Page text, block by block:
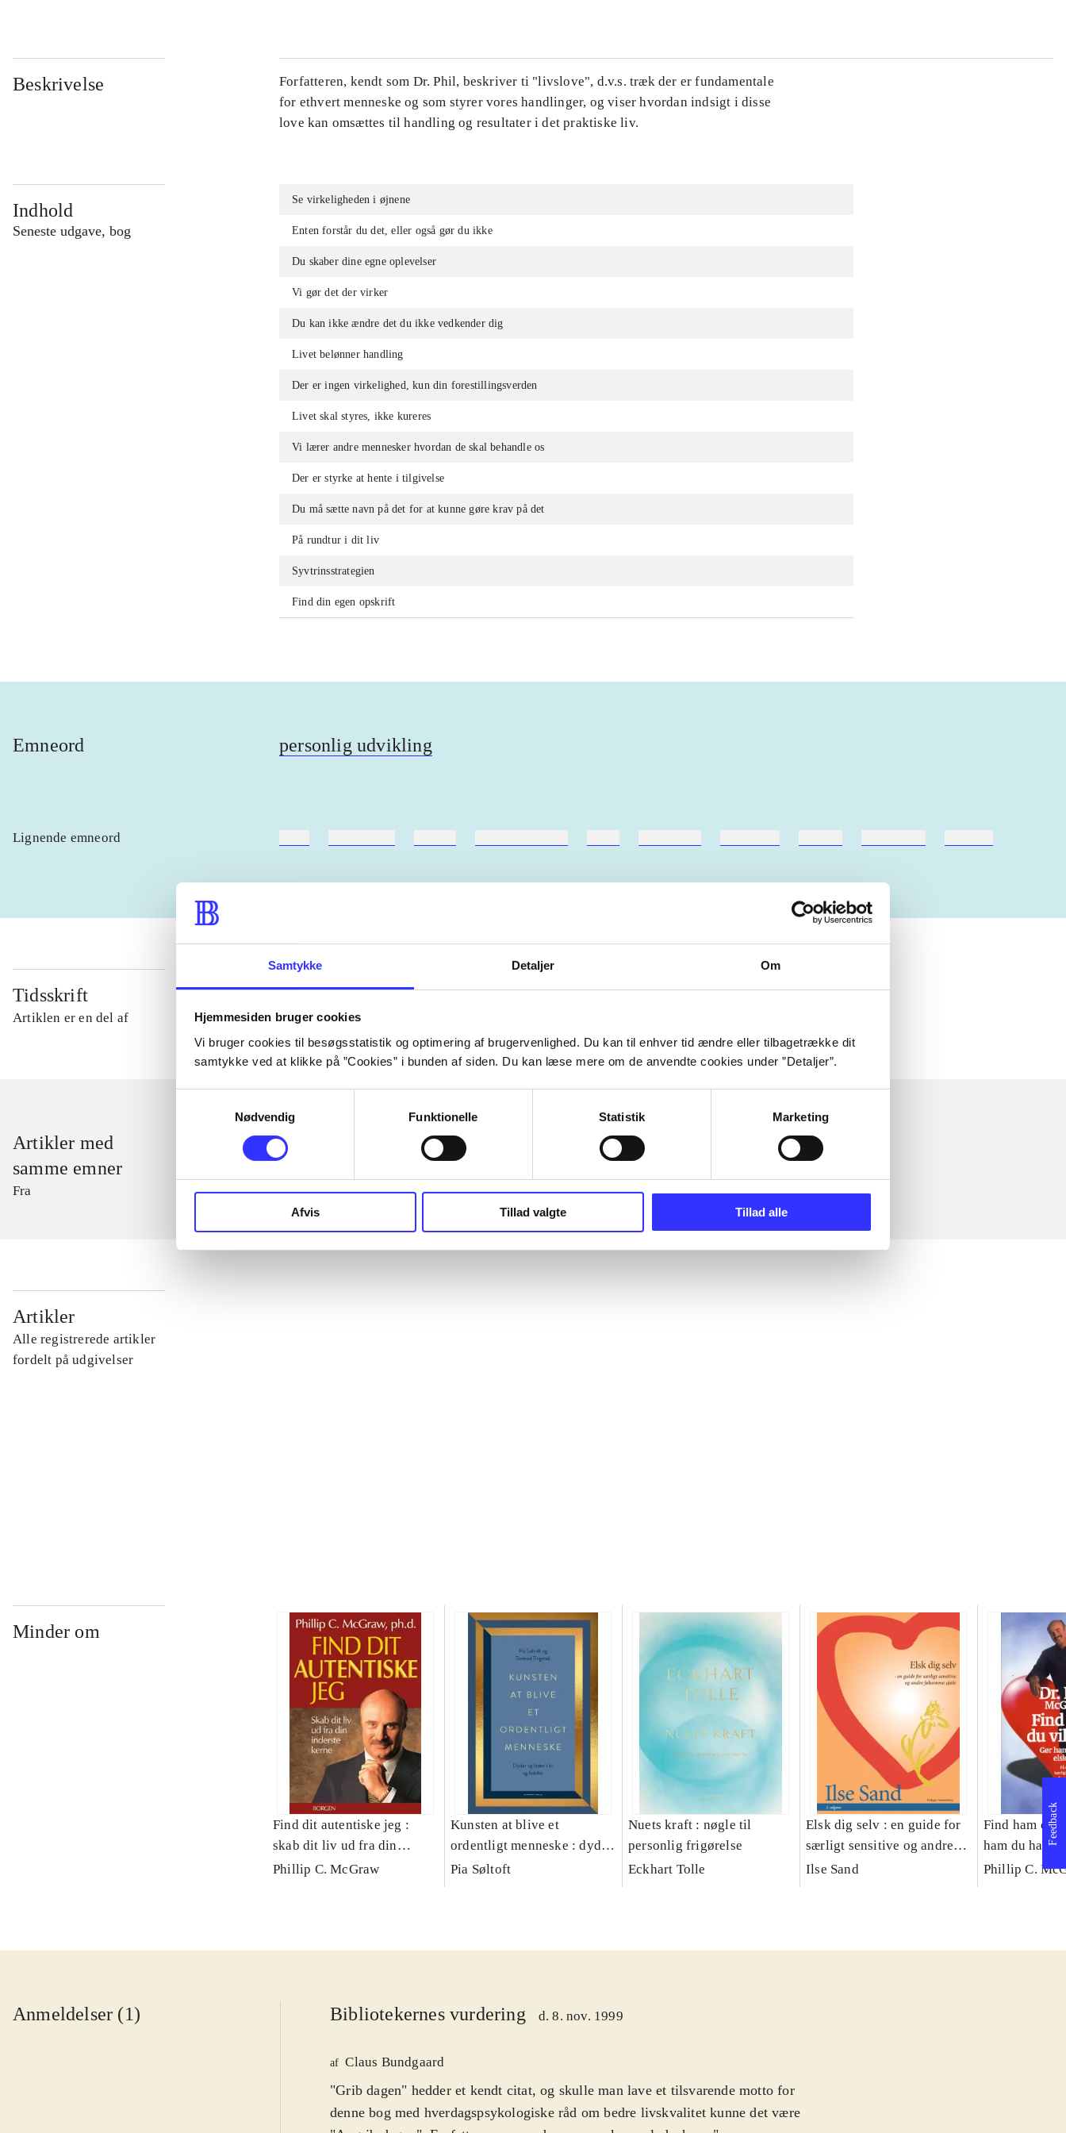
Samtykke Detaljer Om
Hjemmesiden bruger cookies
Vi bruger cookies til besøgsstatistik og optimering af brugervenlighed. Du kan til enhver tid ændre eller tilbagetrække dit
samtykke ved at klikke på ”Cookies” i bunden af siden. Du kan læse mere om de anvendte cookies under ”Detaljer”.
Nødvendig
Funktionelle Statistik Marketing
Afvis Tillad valgte Tillad alle
Beskrivelse
Forfatteren, kendt som Dr. Phil, beskriver ti "livslove", d.v.s. træk der er fundamentale
for ethvert menneske og som styrer vores handlinger, og viser hvordan indsigt i disse
love kan omsættes til handling og resultater i det praktiske liv.
Indhold
Seneste udgave, bog
Se virkeligheden i øjnene
Enten forstår du det, eller også gør du ikke
Du skaber dine egne oplevelser
Vi gør det der virker
Du kan ikke ændre det du ikke vedkender dig
Livet belønner handling
Der er ingen virkelighed, kun din forestillingsverden
Livet skal styres, ikke kureres
Vi lærer andre mennesker hvordan de skal behandle os
Der er styrke at hente i tilgivelse
Du må sætte navn på det for at kunne gøre krav på det
På rundtur i dit liv
Syvtrinsstrategien
Find din egen opskrift
Emneord personlig udvikling
Lignende emneord
Tidsskrift
Artiklen er en del af
Artikler med
samme emner
Fra
Artikler
Alle registrerede artikler
fordelt på udgivelser
Minder om
Find dit autentiske jeg :
skab dit liv ud fra din
inderste kerne
Phillip C. McGraw
Kunsten at blive et
ordentligt menneske : dyder
og laster i liv og ledelse
Pia Søltoft
Nuets kraft : nøgle til
personlig frigørelse
Eckhart Tolle
Elsk dig selv : en guide for
særligt sensitive og andre
følsomme sjæle
Ilse Sand
Find ham du
ham du har
kærlighedsliv
Phillip C.
Anmeldelser (1) Bibliotekernes vurdering d. 8. nov. 1999
af Claus Bundgaard
"Grib dagen" hedder et kendt citat, og skulle man lave et tilsvarende motto for
denne bog med hverdagspsykologiske råd om bedre livskvalitet kunne det være
Feedback